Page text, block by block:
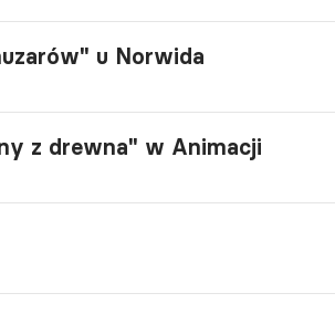
u Norwida
z drewna" w Animacji